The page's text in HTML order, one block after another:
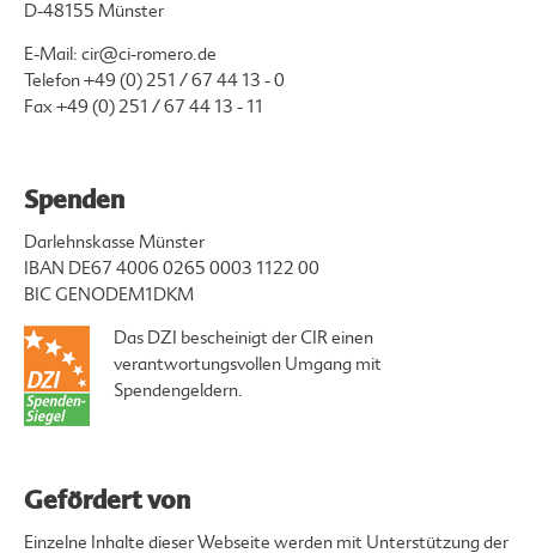
D-48155 Münster
E-Mail: cir@ci-romero.de
Telefon+49 (0) 251 / 67 44 13 - 0
Fax +49 (0) 251 / 67 44 13 - 11
Spenden
Darlehnskasse Münster
IBAN DE67 4006 0265 0003 1122 00
BIC GENODEM1DKM
Das DZI bescheinigt der CIR einen
verantwortungsvollen Umgang mit
Spendengeldern.
Gefördert von
Einzelne Inhalte dieser Webseite werden mit Unterstützung der